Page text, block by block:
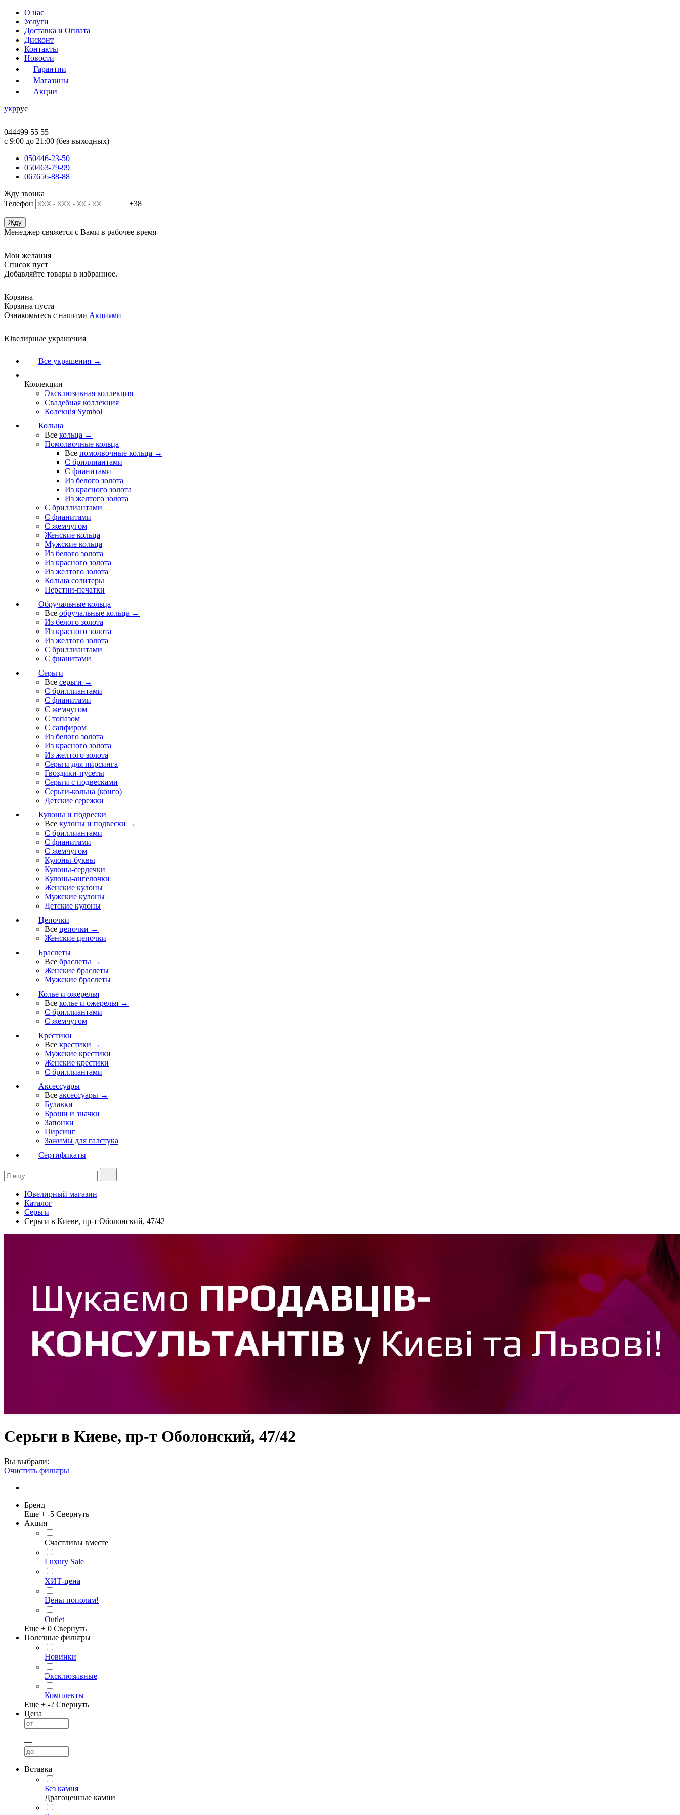
О нас
Услуги
Доставка и Оплата
Дисконт
Контакты
Новости
Гарантии
Магазины
Акции
укррус
044499 55 55
c 9:00 до 21:00 (без выходных)
050446-23-50
050463-79-99
067656-88-88
Жду звонка
Телефон
+38
Менеджер свяжется с Вами в рабочее время
Мои желания
Список пуст
Добавляйте товары в избранное.
Корзина
Корзина пуста
Ознакомьтесь с нашими Акциями
Ювелирные украшения
Все украшения →
Коллекции
Эксклюзивная коллекция
Свадебная коллекция
Колекція Symbol
Кольца
Все кольца →
Помолвочные кольца
Все помолвочные кольца →
С бриллиантами
С фианитами
Из белого золота
Из красного золота
Из желтого золота
С бриллиантами
С фианитами
С жемчугом
Женские кольца
Мужские кольца
Из белого золота
Из красного золота
Из желтого золота
Кольца солитеры
Перстни-печатки
Обручальные кольца
Все обручальные кольца →
Из белого золота
Из красного золота
Из желтого золота
С бриллиантами
С фианитами
Серьги
Все серьги →
С бриллиантами
С фианитами
С жемчугом
С топазом
С сапфиром
Из белого золота
Из красного золота
Из желтого золота
Серьги для пирсинга
Гвоздики-пусеты
Серьги с подвесками
Серьги-кольца (конго)
Детские сережки
Кулоны и подвески
Все кулоны и подвески →
С бриллиантами
С фианитами
С жемчугом
Кулоны-буквы
Кулоны-сердечки
Кулоны-ангелочки
Женские кулоны
Мужские кулоны
Детские кулоны
Цепочки
Все цепочки →
Женские цепочки
Браслеты
Все браслеты →
Женские браслеты
Мужские браслеты
Колье и ожерелья
Все колье и ожерелья →
С бриллиантами
С жемчугом
Крестики
Все крестики →
Мужские крестики
Женские крестики
С бриллиантами
Аксессуары
Все аксессуары →
Булавки
Броши и значки
Запонки
Пирсинг
Зажимы для галстука
Сертификаты
Ювелирный магазин
Каталог
Серьги
Серьги в Киеве, пр-т Оболонский, 47/42
Серьги в Киеве, пр-т Оболонский, 47/42
Вы выбрали:
Очистить фильтры
Бренд
Еще + -5 Свернуть
Акция
Счастливы вместе
Luxury Sale
ХИТ-цена
Цены пополам!
Outlet
Еще + 0 Свернуть
Полезные фильтры
Новинки
Эксклюзивные
Комплекты
Еще + -2 Свернуть
Цена
—
Вставка
Без камня
Драгоценные камни